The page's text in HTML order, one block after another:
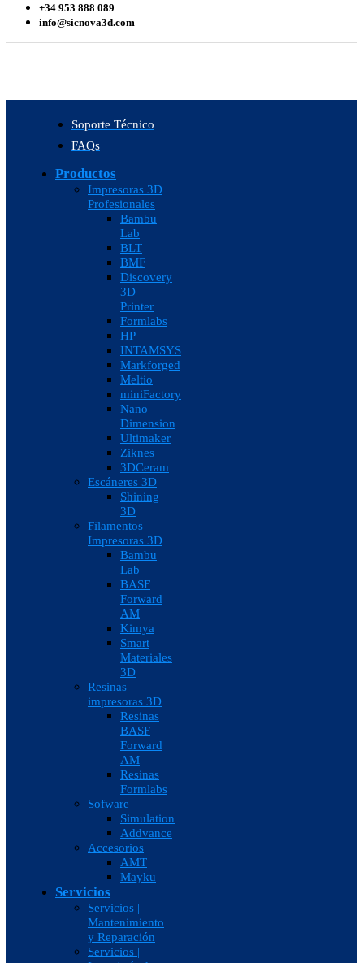
+34 953 888 089
info@sicnova3d.com
Soporte Técnico
FAQs
Productos
Impresoras 3D
Profesionales
Bambu
Lab
BLT
BMF
Discovery
3D
Printer
Formlabs
HP
INTAMSYS
Markforged
Meltio
miniFactory
Nano
Dimension
Ultimaker
Ziknes
3DCeram
Escáneres 3D
Shining
3D
Filamentos
Impresoras 3D
Bambu
Lab
BASF
Forward
AM
Kimya
Smart
Materiales
3D
Resinas
impresoras 3D
Resinas
BASF
Forward
AM
Resinas
Formlabs
Sofware
Simulation
Addvance
Accesorios
AMT
Mayku
Servicios
Servicios |
Mantenimiento
y Reparación
Servicios |